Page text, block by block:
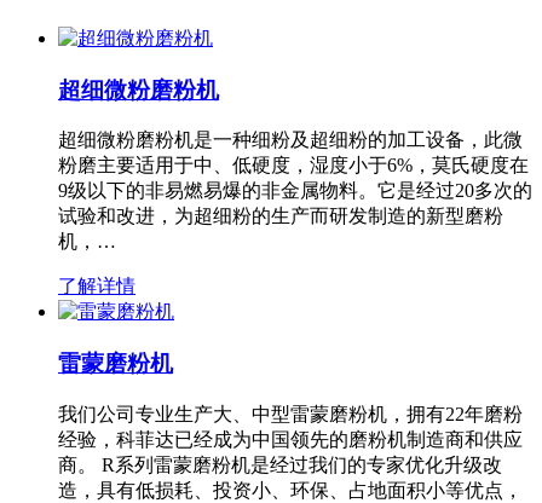
超细微粉磨粉机
超细微粉磨粉机是一种细粉及超细粉的加工设备，此微
粉磨主要适用于中、低硬度，湿度小于6%，莫氏硬度在
9级以下的非易燃易爆的非金属物料。它是经过20多次的
试验和改进，为超细粉的生产而研发制造的新型磨粉
机，…
了解详情
雷蒙磨粉机
我们公司专业生产大、中型雷蒙磨粉机，拥有22年磨粉
经验，科菲达已经成为中国领先的磨粉机制造商和供应
商。 R系列雷蒙磨粉机是经过我们的专家优化升级改
造，具有低损耗、投资小、环保、占地面积小等优点，